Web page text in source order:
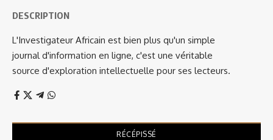
DESCRIPTION
L'Investigateur Africain est bien plus qu'un simple
journal d'information en ligne, c'est une véritable
source d'exploration intellectuelle pour ses lecteurs.
RÉCÉPISSÉ